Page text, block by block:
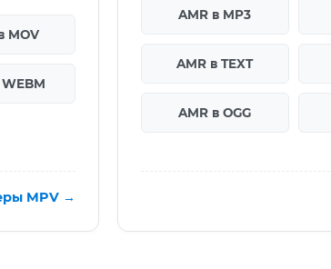
MOV
MPV →
AMR в MP3
AMR в TEXT
AMR в OGG